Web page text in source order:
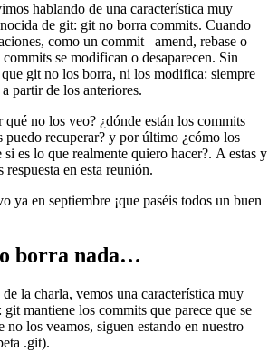
hablando de una característica muy
de git: git no borra commits. Cuando
como un commit –amend, rebase o
commits se modifican o desaparecen. Sin
git no los borra, ni los modifica: siempre
partir de los anteriores.
no los veo? ¿dónde están los commits
puedo recuperar? y por último ¿cómo los
es lo que realmente quiero hacer?. A estas y
respuesta en esta reunión.
ya en septiembre ¡que paséis todos un buen
borra nada…
la charla, vemos una característica muy
mantiene los commits que parece que se
no los veamos, siguen estando en nuestro
.git).